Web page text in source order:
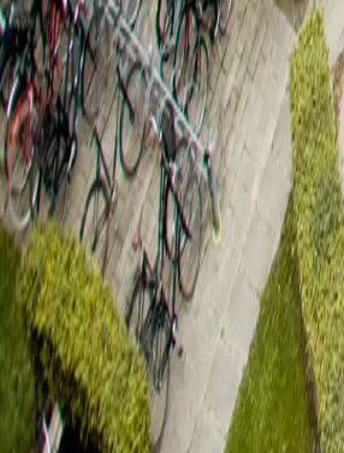
København S , 2300
Robert Jacobsens Vej 52, 7. th.
Lavetten
2 rooms